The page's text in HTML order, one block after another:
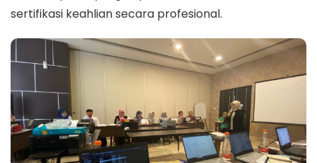
sertifikasi keahlian secara profesional.